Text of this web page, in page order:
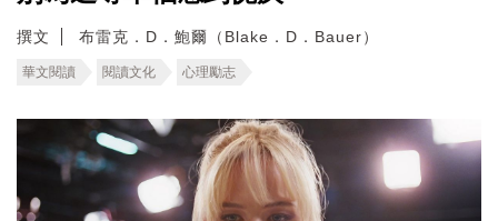
撰文 布雷克．D．鮑爾（Blake．D．Bauer）
華文閱讀 閱讀文化 心理勵志